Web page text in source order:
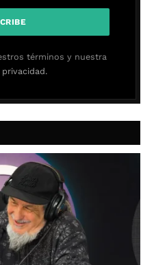
términos y nuestra